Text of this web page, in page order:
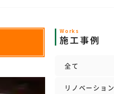
Works
施工事例
全て
リノベーション